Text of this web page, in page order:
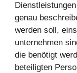
genau
werden soll,
unternehmen
die benötigt
beteiligten